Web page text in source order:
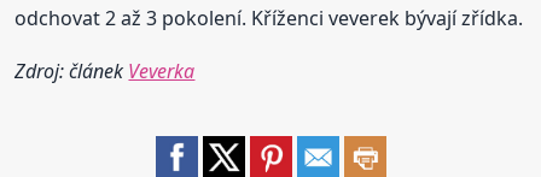
odchovat 2 až 3 pokolení. Kříženci veverek bývají zřídka.
Zdroj: článek Veverka